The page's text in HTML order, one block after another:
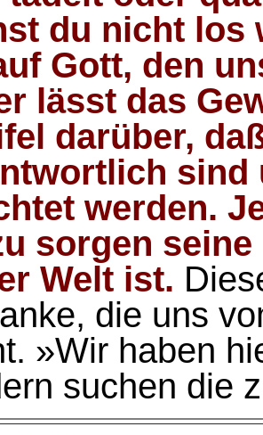
du nicht los
Gott, den
lässt das
darüber,
sind
werden.
sorgen
Welt ist.
die uns
»Wir haben
suchen die